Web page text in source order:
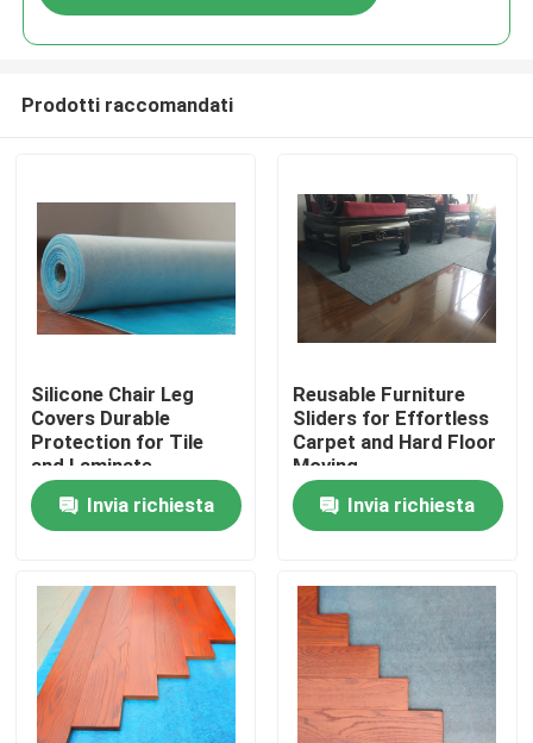
Casa.
Prodotti
Visita alla fabbrica
Controllo della qualità
Prodotti raccomandati
Silicone Chair Leg
Covers Durable
Protection for Tile
and Laminate
Invia richiesta
Reusable Furniture
Sliders for Effortless
Carpet and Hard Floor
Moving
Invia richiesta